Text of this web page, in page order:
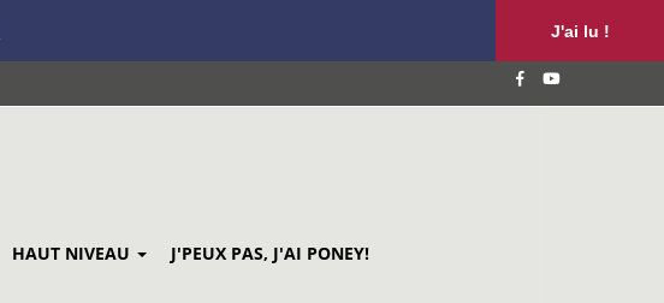
J'ai lu !
HAUT NIVEAU J'PEUX PAS, J'AI PONEY!